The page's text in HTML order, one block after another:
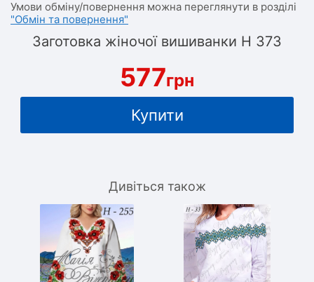
Умови обміну/повернення можна переглянути в розділі
"Обмін та повернення"
Заготовка жіночої вишиванки Н 373
577грн
Купити
Дивіться також